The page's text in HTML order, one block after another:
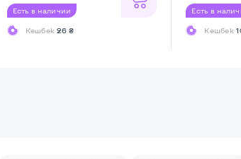
Есть в наличии
Кешбек26 ₴
Есть в
Кешбек